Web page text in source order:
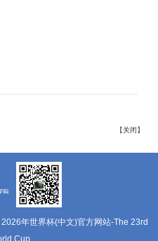
【关闭】
年世界杯(中文)官方网站-The 23rd